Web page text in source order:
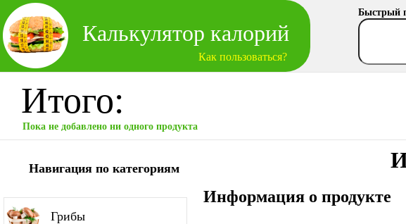
Калькулятор калорий
Как пользоваться?
Быстрый
Итого:
Пока не добавлено ни одного продукта
Навигация по категориям
Грибы
Информация о продукте